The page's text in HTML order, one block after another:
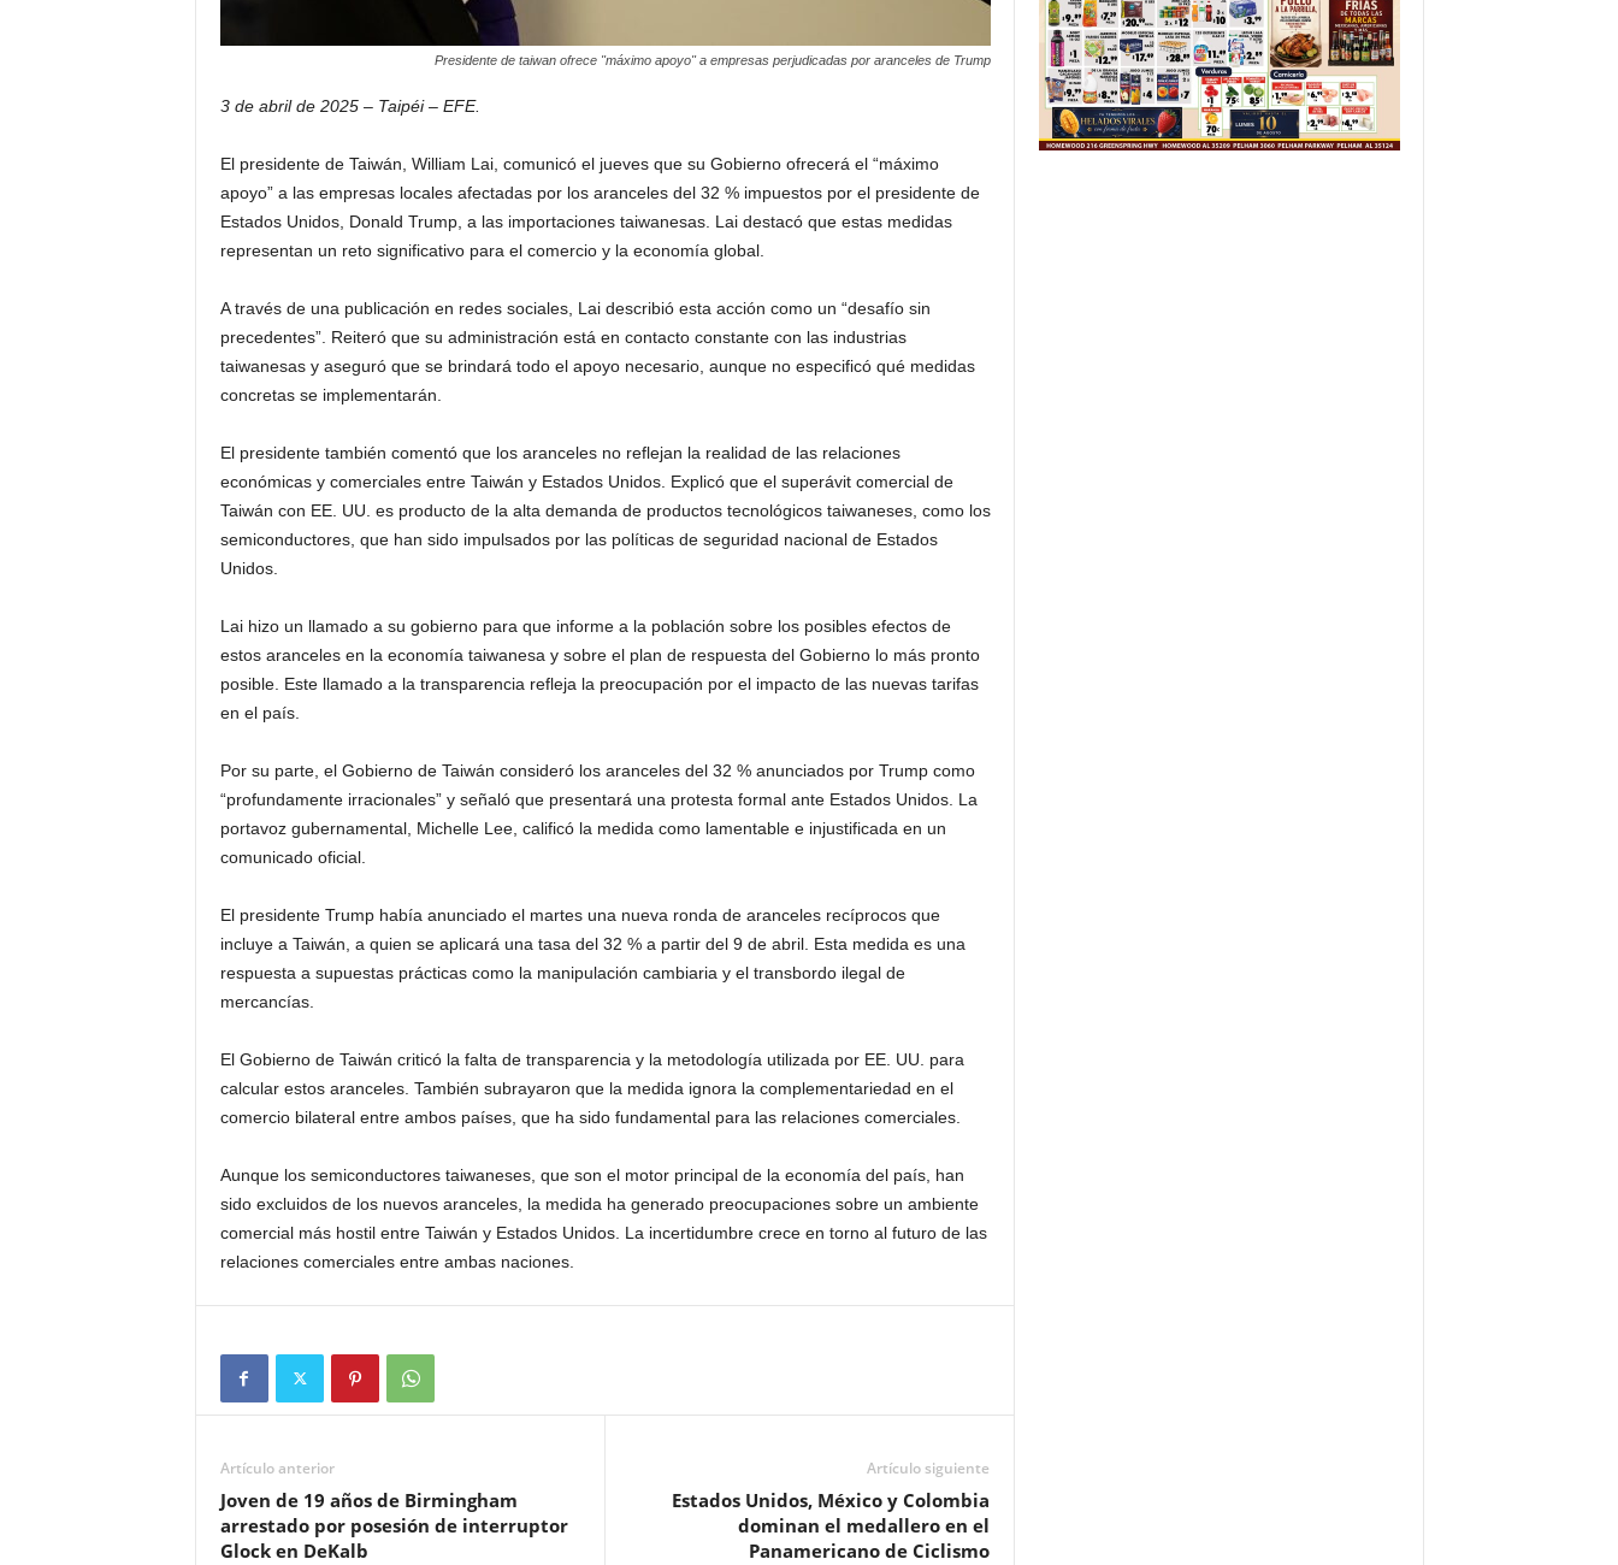
Presidente de taiwan ofrece "máximo apoyo" a empresas perjudicadas por aranceles de Trump
3 de abril de 2025 – Taipéi – EFE.
El presidente de Taiwán, William Lai, comunicó el jueves que su Gobierno ofrecerá el “máximo
apoyo” a las empresas locales afectadas por los aranceles del 32 % impuestos por el presidente de
Estados Unidos, Donald Trump, a las importaciones taiwanesas. Lai destacó que estas medidas
representan un reto significativo para el comercio y la economía global.
A través de una publicación en redes sociales, Lai describió esta acción como un “desafío sin
precedentes”. Reiteró que su administración está en contacto constante con las industrias
taiwanesas y aseguró que se brindará todo el apoyo necesario, aunque no especificó qué medidas
concretas se implementarán.
El presidente también comentó que los aranceles no reflejan la realidad de las relaciones
económicas y comerciales entre Taiwán y Estados Unidos. Explicó que el superávit comercial de
Taiwán con EE. UU. es producto de la alta demanda de productos tecnológicos taiwaneses, como los
semiconductores, que han sido impulsados por las políticas de seguridad nacional de Estados
Unidos.
Lai hizo un llamado a su gobierno para que informe a la población sobre los posibles efectos de
estos aranceles en la economía taiwanesa y sobre el plan de respuesta del Gobierno lo más pronto
posible. Este llamado a la transparencia refleja la preocupación por el impacto de las nuevas tarifas
en el país.
Por su parte, el Gobierno de Taiwán consideró los aranceles del 32 % anunciados por Trump como
“profundamente irracionales” y señaló que presentará una protesta formal ante Estados Unidos. La
portavoz gubernamental, Michelle Lee, calificó la medida como lamentable e injustificada en un
comunicado oficial.
El presidente Trump había anunciado el martes una nueva ronda de aranceles recíprocos que
incluye a Taiwán, a quien se aplicará una tasa del 32 % a partir del 9 de abril. Esta medida es una
respuesta a supuestas prácticas como la manipulación cambiaria y el transbordo ilegal de
mercancías.
El Gobierno de Taiwán criticó la falta de transparencia y la metodología utilizada por EE. UU. para
calcular estos aranceles. También subrayaron que la medida ignora la complementariedad en el
comercio bilateral entre ambos países, que ha sido fundamental para las relaciones comerciales.
Aunque los semiconductores taiwaneses, que son el motor principal de la economía del país, han
sido excluidos de los nuevos aranceles, la medida ha generado preocupaciones sobre un ambiente
comercial más hostil entre Taiwán y Estados Unidos. La incertidumbre crece en torno al futuro de las
relaciones comerciales entre ambas naciones.
Artículo anterior
Joven de 19 años de Birmingham
arrestado por posesión de interruptor
Glock en DeKalb
Artículo siguiente
Estados Unidos, México y Colombia
dominan el medallero en el
Panamericano de Ciclismo